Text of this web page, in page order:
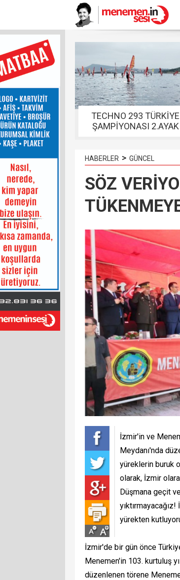
TECHNO 293 TÜRKİYE
ŞAMPİYONASI 2.AYAK
HABERLER > GÜNCEL
SÖZ
İzmir'in ve
Meydanı'nda
yüreklerin buruk
olarak, İzmir
Düşmana geçit
yürekten
İzmir'de bir gün önce
Menemen'in 103. kurtuluş
düzenlenen törene